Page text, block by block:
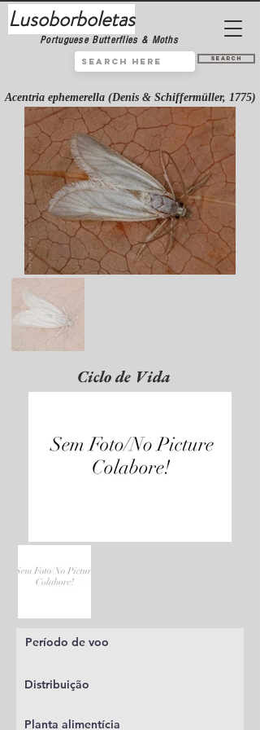
Lusoborboletas
Portuguese Butterflies & Moths
Search
Acentria ephemerella (Denis & Schiffermüller, 1775)
Ciclo de Vida
Período de voo
Distribuição
Planta alimentícia